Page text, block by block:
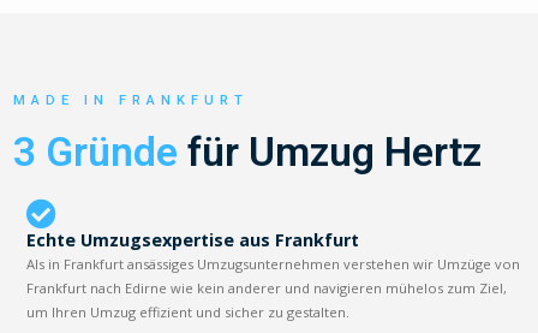
MADE IN FRANKFURT
3 Gründe für Umzug Hertz
Echte Umzugsexpertise aus Frankfurt
Als in Frankfurt ansässiges Umzugsunternehmen verstehen wir Umzüge von
Frankfurt nach Edirne wie kein anderer und navigieren mühelos zum Ziel,
um Ihren Umzug effizient und sicher zu gestalten.